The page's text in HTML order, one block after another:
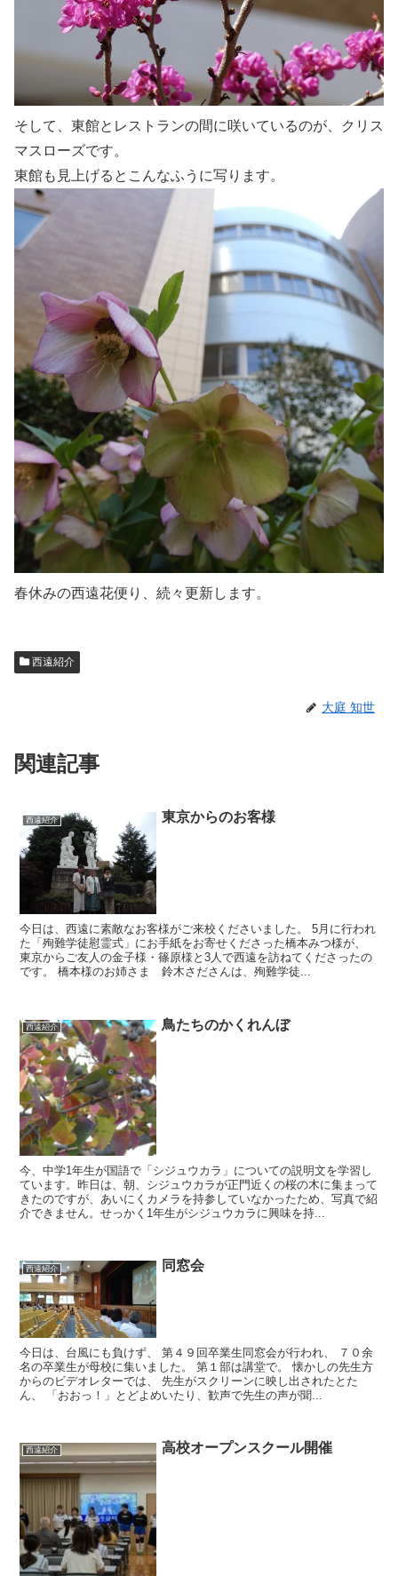
そして、東館とレストランの間に咲いているのが、クリス
マスローズです。
東館も見上げるとこんなふうに写ります。
春休みの西遠花便り、続々更新します。
西遠紹介
大庭 知世
関連記事
西遠紹介 東京からのお客様
今日は、西遠に素敵なお客様がご来校くださいました。 5月に行われ
た「殉難学徒慰霊式」にお手紙をお寄せくださった橋本みつ様が、
東京からご友人の金子様・篠原様と3人で西遠を訪ねてくださったの
です。 橋本様のお姉さま 鈴木さださんは、殉難学徒...
西遠紹介 鳥たちのかくれんぼ
今、中学1年生が国語で「シジュウカラ」についての説明文を学習し
ています。昨日は、朝、シジュウカラが正門近くの桜の木に集まって
きたのですが、あいにくカメラを持参していなかったため、写真で紹
介できません。せっかく1年生がシジュウカラに興味を持...
西遠紹介 同窓会
今日は、台風にも負けず、 第４９回卒業生同窓会が行われ、 ７０余
名の卒業生が母校に集いました。 第１部は講堂で。 懐かしの先生方
からのビデオレターでは、 先生がスクリーンに映し出されたとた
ん、 「おおっ！」とどよめいたり、歓声で先生の声が聞...
西遠紹介 高校オープンスクール開催